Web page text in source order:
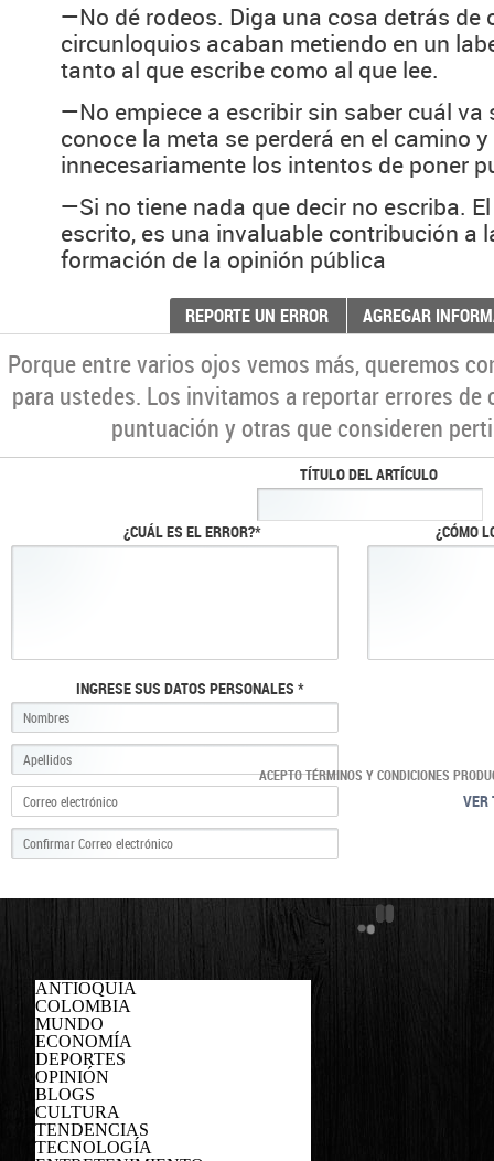
—No dé rodeos. Diga una cosa detrás de
circunloquios acaban metiendo en un
tanto al que escribe como al que lee.
—No empiece a escribir sin saber cuál va
conoce la meta se perderá en el camino
innecesariamente los intentos de poner
—Si no tiene nada que decir no escriba.
escrito, es una invaluable contribución a
formación de la opinión pública
REPORTE UN ERROR AGREGAR
Porque entre varios ojos vemos más, queremos
para ustedes. Los invitamos a reportar errores
puntuación y otras que consideren
TÍTULO DEL ARTÍCULO
¿CUÁL ES EL ERROR?* ¿CÓMO
INGRESE SUS DATOS PERSONALES *
ACEPTO TÉRMINOS Y CONDICIONES
VER
ANTIOQUIA
COLOMBIA
MUNDO
ECONOMÍA
DEPORTES
OPINIÓN
BLOGS
CULTURA
TENDENCIAS
TECNOLOGÍA